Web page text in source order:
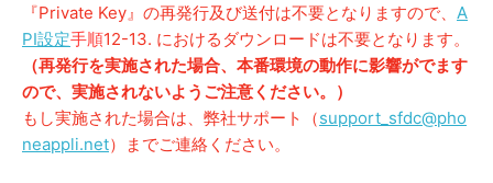
『Private Key』の再発行及び送付は不要となりますので、 A
PI設定手順12-13. におけるダウンロードは不要となります。
（再発行を実施された場合、本番環境の動作に影響がでます
ので、実施されないようご注意ください。）
もし実施された場合は、弊社サポート（support_sfdc@pho
neappli.net）までご連絡ください。